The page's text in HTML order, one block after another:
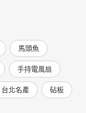
馬頭魚
手持電風扇
台北名產 砧板